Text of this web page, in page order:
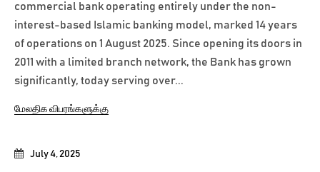
July 4, 2025
commercial bank operating entirely under the non-
interest-based Islamic banking model, marked 14 years
of operations on 1 August 2025. Since opening its doors in
2011 with a limited branch network, the Bank has grown
significantly, today serving over...
மேலதிக விபரங்களுக்கு